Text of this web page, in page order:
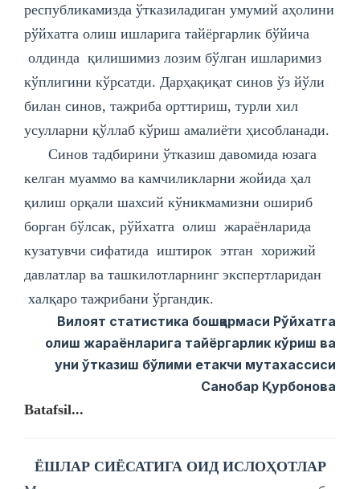
республикамизда ўтказиладиган умумий аҳолини
рўйхатга олиш ишларига тайёргарлик бўйича
олдинда қилишимиз лозим бўлган ишларимиз
кўплигини кўрсатди. Дарҳақиқат синов ўз йўли
билан синов, тажриба орттириш, турли хил
усулларни қўллаб кўриш амалиёти ҳисобланади.
Синов тадбирини ўтказиш давомида юзага
келган муаммо ва камчиликларни жойида ҳал
қилиш орқали шахсий кўникмамизни ошириб
борган бўлсак, рўйхатга олиш жараёнларида
кузатувчи сифатида иштирок этган хорижий
давлатлар ва ташкилотларнинг экспертларидан
халқаро тажрибани ўргандик.
Вилоят статистика бошқармаси Рўйхатга
олиш жараёнларига тайёргарлик кўриш ва
уни ўтказиш бўлими етакчи мутахассиси
Санобар Қурбонова
Batafsil...
ЁШЛАР СИЁСАТИГА ОИД ИСЛОҲОТЛАР